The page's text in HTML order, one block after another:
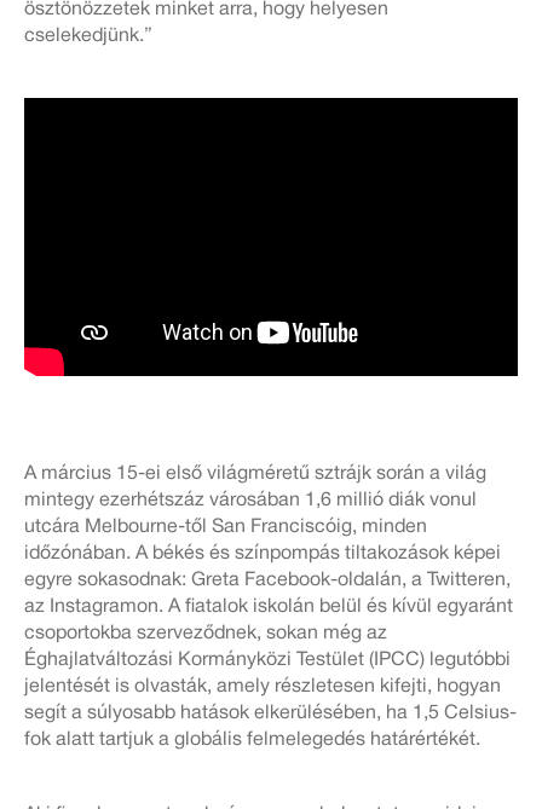
ösztönözzetek minket arra, hogy helyesen
cselekedjünk.”
A március 15-ei első világméretű sztrájk során a világ
mintegy ezerhétszáz városában 1,6 millió diák vonul
utcára Melbourne-től San Franciscóig, minden
időzónában. A békés és színpompás tiltakozások képei
egyre sokasodnak: Greta Facebook-oldalán, a Twitteren,
az Instagramon. A fiatalok iskolán belül és kívül egyaránt
csoportokba szerveződnek, sokan még az
Éghajlatváltozási Kormányközi Testület (IPCC) legutóbbi
jelentését is olvasták, amely részletesen kifejti, hogyan
segít a súlyosabb hatások elkerülésében, ha 1,5 Celsius-
fok alatt tartjuk a globális felmelegedés határértékét.